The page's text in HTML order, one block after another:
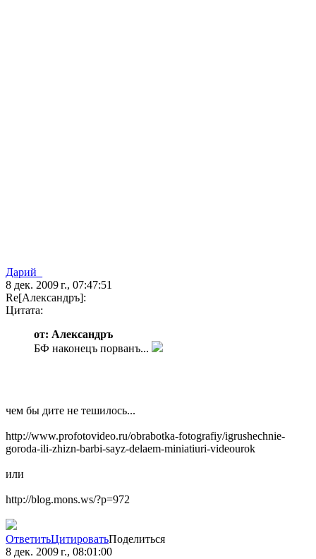
Дарий_
8 дек. 2009 г., 07:47:51
Re[Александръ]:
Цитата:
от: Александръ
БФ наконецъ порванъ...
чем бы дите не тешилось...
http://www.profotovideo.ru/obrabotka-fotografiy/igrushechnie-
goroda-ili-zhizn-barbi-sayz-delaem-miniatiuri-videourok
или
http://blog.mons.ws/?p=972
ОтветитьЦитироватьПоделиться
8 дек. 2009 г., 08:01:00